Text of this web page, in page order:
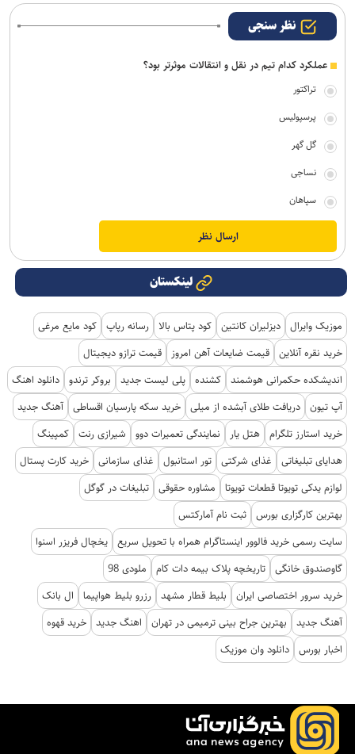
نظر سنجی
عملکرد کدام تیم در نقل و انتقالات موثرتر بود؟
تراکتور
پرسپولیس
گل گهر
نساجی
سپاهان
لینکستان
موزیک وایرال دیزلیران کانتین کود پتاس بالا رسانه رپاپ کود مایع مرغی
خرید نقره آنلاین قیمت ضایعات آهن امروز
قیمت ترازو دیجیتال
اندیشکده حکمرانی هوشمند کشنده پلی لیست جدید بروکر ترندو دانلود اهنگ
آپ تیون دریافت طلای آبشده از میلی خرید سکه پارسیان اقساطی آهنگ جدید
خرید استارز تلگرام هتل یار نمایندگی تعمیرات دوو شیرازی رنت کمپینگ
هدایای تبلیغاتی
غذای شرکتی تور استانبول غذای سازمانی خرید کارت پستال
لوازم یدکی تویوتا قطعات تویوتا
مشاوره حقوقی تبلیغات در گوگل
بهترین کارگزاری بورس ثبت نام آمارکتس
سایت رسمی خرید فالوور اینستاگرام همراه با تحویل سریع یخچال فریزر اسنوا
گاوصندوق خانگی تاریخچه پلاک بیمه دات کام
ملودی 98
خرید سرور اختصاصی ایران
بلیط قطار مشهد رزرو بلیط هواپیما
ال بانک
آهنگ جدید
بهترین جراح بینی ترمیمی در تهران اهنگ جدید خرید قهوه
اخبار بورس دانلود وان موزیک